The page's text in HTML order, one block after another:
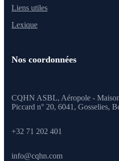
Liens utiles
Lexique
Nos coordonnées
CQHN ASBL, Aéropole -
Piccard n° 20, 6041, Gosselies,
+32 71 202 401
info@cqhn.com